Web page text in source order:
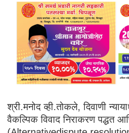
श्री.मनोद व्ही.तोकले, दिवाणी
वैकल्पिक विवाद निराकरण पद्धत